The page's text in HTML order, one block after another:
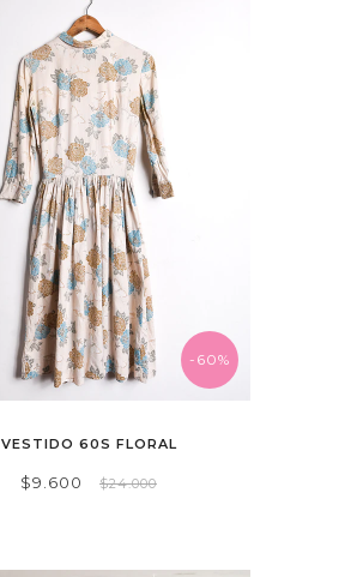
-60%
VESTIDO 60S FLORAL
$9.600 $24.000